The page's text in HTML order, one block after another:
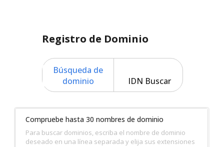
Registro de Dominio
Búsqueda de
dominio
IDN Buscar
Compruebe hasta 30 nombres de dominio
Para buscar dominios, escriba el nombre de dominio
deseado en una línea separada y elija sus extensiones